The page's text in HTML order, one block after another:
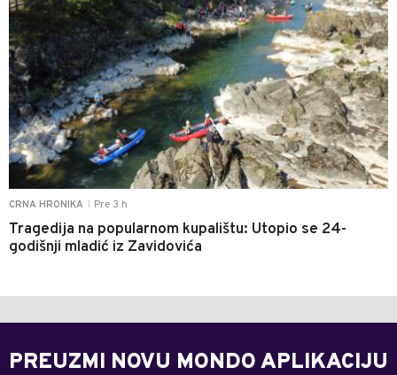
CRNA HRONIKA Pre 3 h
Tragedija na popularnom kupalištu: Utopio se 24-
godišnji mladić iz Zavidovića
PREUZMI NOVU MONDO APLIKACIJU